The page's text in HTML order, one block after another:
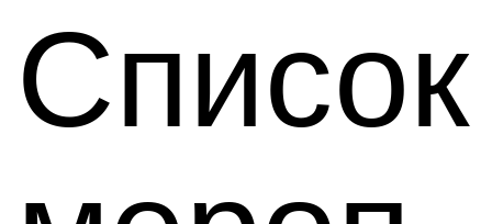
Список